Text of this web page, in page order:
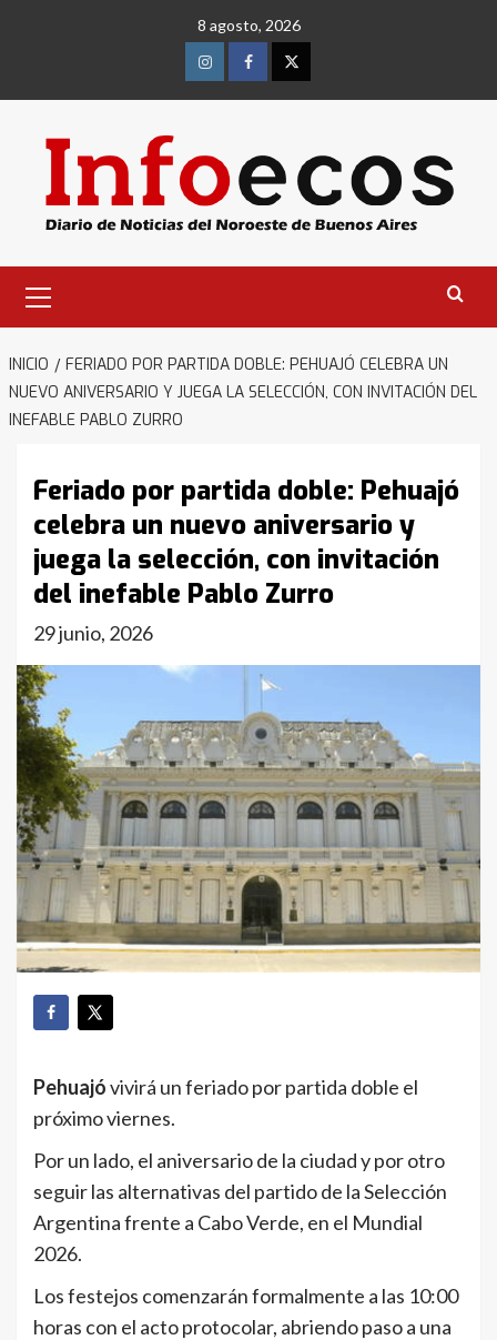
8 agosto, 2026
InstagramFacebookTwitter
primario
INICIO
FERIADO POR PARTIDA DOBLE: PEHUAJÓ CELEBRA UN
NUEVO ANIVERSARIO Y JUEGA LA SELECCIÓN, CON INVITACIÓN DEL
INEFABLE PABLO ZURRO
Feriado por partida doble: Pehuajó
celebra un nuevo aniversario y
juega la selección, con invitación
del inefable Pablo Zurro
29 junio, 2026
Pehuajóvivirá un feriado por partida doble el
próximo viernes.
Por un lado, el aniversario de la ciudad y por otro
seguir las alternativas del partido de la Selección
Argentina frente a Cabo Verde, en el Mundial
2026.
Los festejos comenzarán formalmente a las 10:00
horas con el acto protocolar, abriendo paso a una